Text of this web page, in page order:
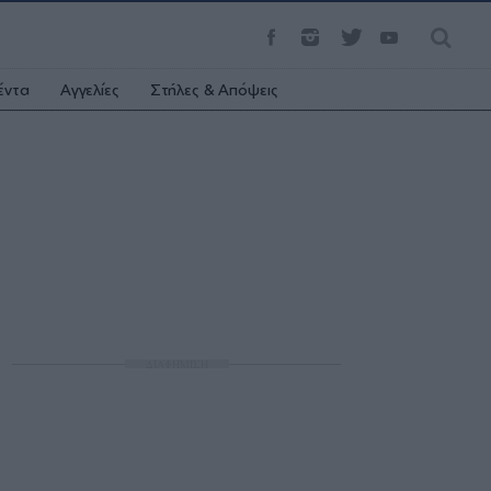
Αγγελίες Στήλες & Απόψεις